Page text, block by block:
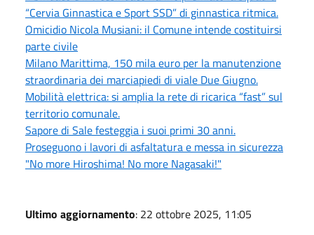
“Cervia Ginnastica e Sport SSD” di ginnastica ritmica.
Omicidio Nicola Musiani: il Comune intende costituirsi
parte civile
Milano Marittima, 150 mila euro per la manutenzione
straordinaria dei marciapiedi di viale Due Giugno.
Mobilità elettrica: si amplia la rete di ricarica “fast” sul
territorio comunale.
Sapore di Sale festeggia i suoi primi 30 anni.
Proseguono i lavori di asfaltatura e messa in sicurezza
"No more Hiroshima! No more Nagasaki!"
Ultimo aggiornamento: 22 ottobre 2025, 11:05